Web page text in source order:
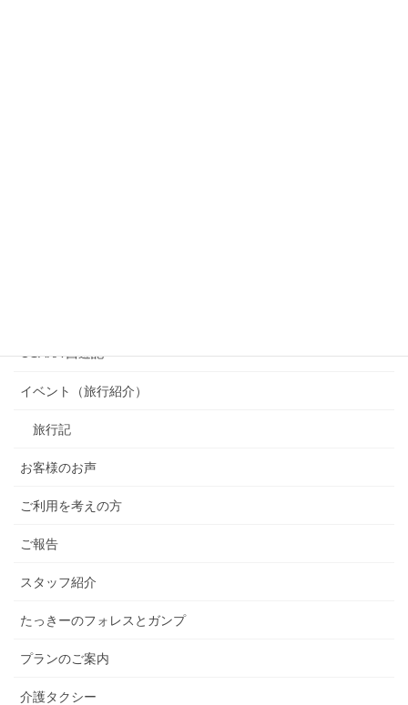
OSAKA 西遊記
イベント（旅行紹介）
旅行記
お客様のお声
ご利用を考えの方
ご報告
スタッフ紹介
たっきーのフォレスとガンプ
プランのご案内
介護タクシー